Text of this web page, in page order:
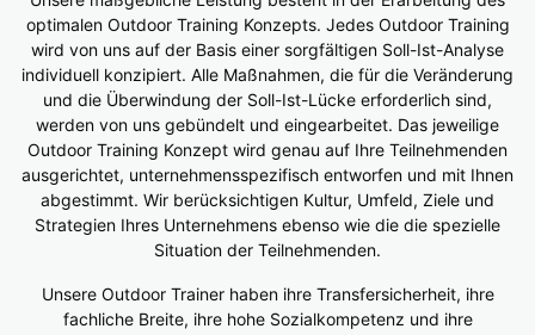
optimalen Outdoor Training Konzepts. Jedes Outdoor Training
wird von uns auf der Basis einer sorgfältigen Soll-Ist-Analyse
individuell konzipiert. Alle Maßnahmen, die für die Veränderung
und die Überwindung der Soll-Ist-Lücke erforderlich sind,
werden von uns gebündelt und eingearbeitet. Das jeweilige
Outdoor Training Konzept wird genau auf Ihre Teilnehmenden
ausgerichtet, unternehmensspezifisch entworfen und mit Ihnen
abgestimmt. Wir berücksichtigen Kultur, Umfeld, Ziele und
Strategien Ihres Unternehmens ebenso wie die die spezielle
Situation der Teilnehmenden.
Unsere Outdoor Trainer haben ihre Transfersicherheit, ihre
fachliche Breite, ihre hohe Sozialkompetenz und ihre